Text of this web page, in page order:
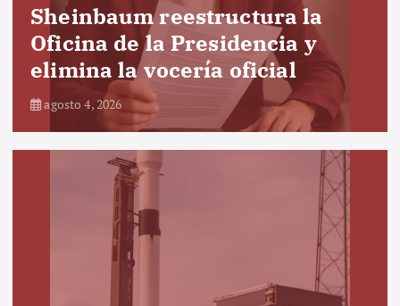
Sheinbaum reestructura la
Oficina de la Presidencia y
elimina la vocería oficial
agosto 4, 2026